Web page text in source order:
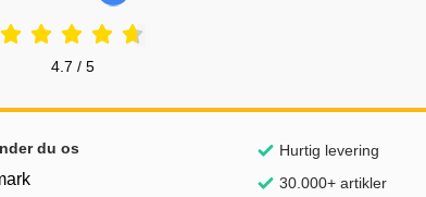
4.7 / 5
du os
Hurtig levering
30.000+ artikler